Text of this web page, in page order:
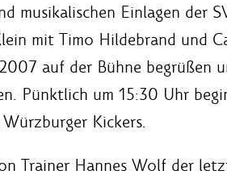
musikalischen Einlagen der
mit Timo Hildebrand und
auf der Bühne begrüßen
Pünktlich um 15:30 Uhr
Kickers.
Trainer Hannes Wolf der